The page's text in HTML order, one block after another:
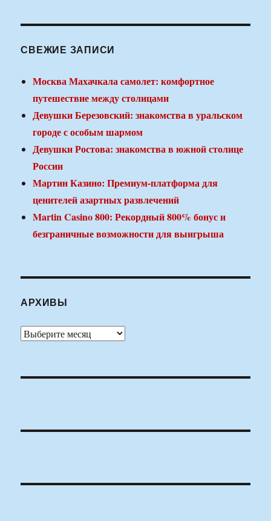
СВЕЖИЕ ЗАПИСИ
Москва Махачкала самолет: комфортное
путешествие между столицами
Девушки Березовский: знакомства в уральском
городе с особым шармом
Девушки Ростова: знакомства в южной столице
России
Мартин Казино: Премиум-платформа для
ценителей азартных развлечений
Martin Casino 800: Рекордный 800% бонус и
безграничные возможности для выигрыша
АРХИВЫ
Архивы